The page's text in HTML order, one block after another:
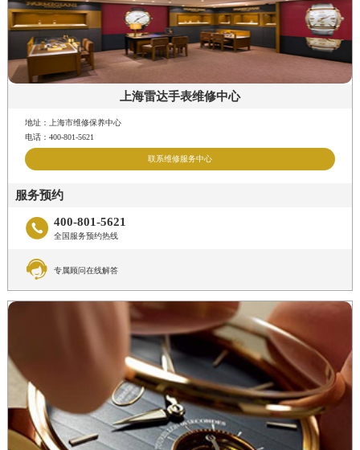
上海雷达手表维修中心
地址：上海市维修保养中心
电话：400-801-5621
联系维修服务中心
服务预约
 400-801-5621
全国服务预约热线
 专属顾问在线解答